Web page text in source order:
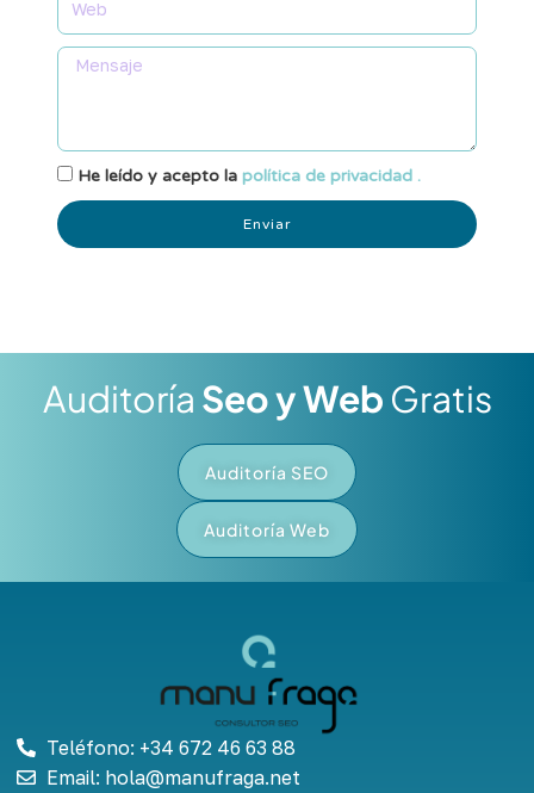
He leído y acepto la política de privacidad .
Enviar
Auditoría Seo y Web Gratis
Auditoría SEO
Auditoría Web
Teléfono: +34 672 46 63 88
Email: hola@manufraga.net